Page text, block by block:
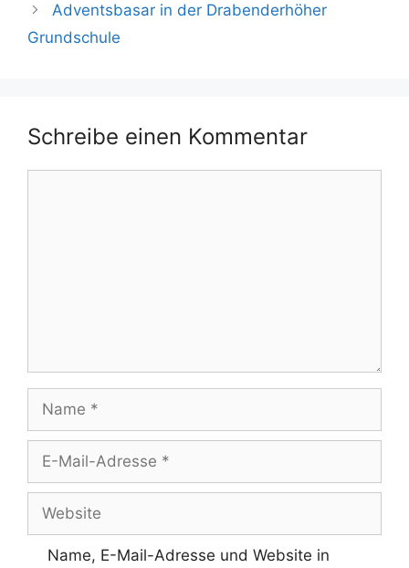
Adventsbasar in der Drabenderhöher
Grundschule
Schreibe einen Kommentar
Name
Adresse
Website
Name, E-Mail-Adresse und Website in